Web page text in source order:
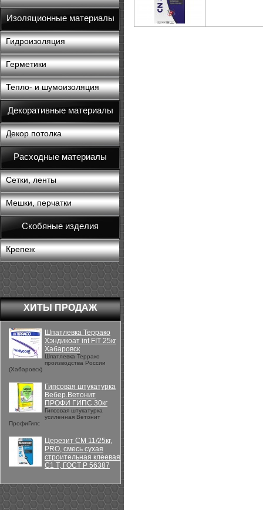
Изоляционные материалы
Гидроизоляция
Герметики
Тепло- и шумоизоляция
Декоративные материалы
Декор потолка
Расходные материалы
Сетки, ленты
Мешки, перчатки
Скобяные изделия
Крепеж
ХИТЫ ПРОДАЖ
Шпатлевка Террако
Хэндикоат int FIT 25кг
Хабаровск
Шпатлевка Террако
производства России
(Хабаровск)
Гипсовая штукатурка
Вебер.Ветонит
ПРОФИ ГИПС 30кг
Гипсовая штукатурка
усиленная Ветонит
ПрофиГипс
Церезит CM 11/25кг,
PRO, смесь сухая
строительная клеевая
C1 T, ГОСТ Р 56387